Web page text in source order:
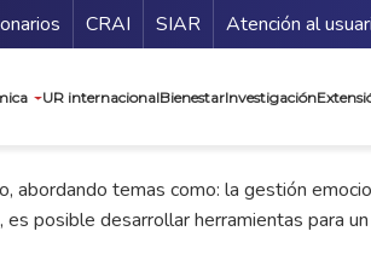
Guía de
CRAI SIAR Atención al
UR internacionalBienestarInvestigación
temas como: la gestión
posible desarrollar herramientas para